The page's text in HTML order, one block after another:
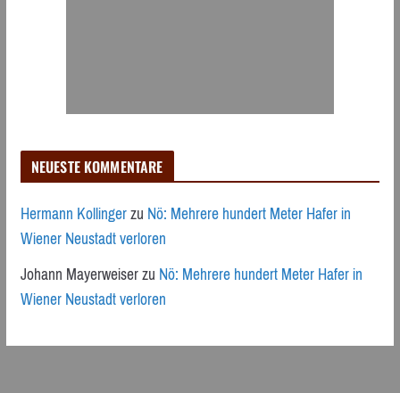
NEUESTE KOMMENTARE
Hermann KollingerzuNö: Mehrere hundert Meter Hafer in
Wiener Neustadt verloren
Johann MayerweiserzuNö: Mehrere hundert Meter Hafer in
Wiener Neustadt verloren